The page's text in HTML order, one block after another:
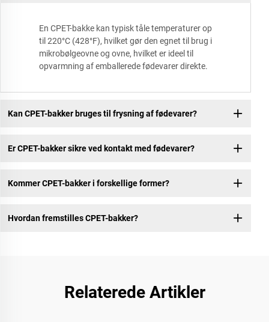
En CPET-bakke kan typisk tåle temperaturer op
til 220°C (428°F), hvilket gør den egnet til brug i
mikrobølgeovne og ovne, hvilket er ideel til
opvarmning af emballerede fødevarer direkte.
Kan CPET-bakker bruges til frysning af fødevarer?
Er CPET-bakker sikre ved kontakt med fødevarer?
Kommer CPET-bakker i forskellige former?
Hvordan fremstilles CPET-bakker?
Relaterede Artikler